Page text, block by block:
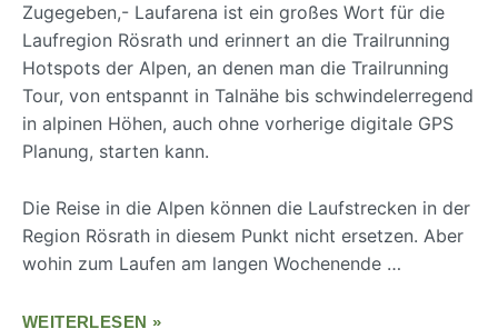
Zugegeben,- Laufarena ist ein großes Wort für die
Laufregion Rösrath und erinnert an die Trailrunning
Hotspots der Alpen, an denen man die Trailrunning
Tour, von entspannt in Talnähe bis schwindelerregend
in alpinen Höhen, auch ohne vorherige digitale GPS
Planung, starten kann.
Die Reise in die Alpen können die Laufstrecken in der
Region Rösrath in diesem Punkt nicht ersetzen. Aber
wohin zum Laufen am langen Wochenende …
WEITERLESEN »